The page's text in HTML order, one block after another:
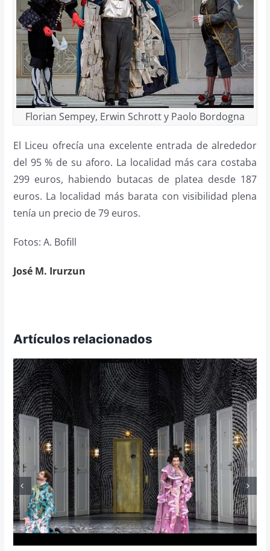
Florian Sempey, Erwin Schrott y Paolo Bordogna
El Liceu ofrecía una excelente entrada de alrededor
del 95 % de su aforo. La localidad más cara costaba
299 euros, habiendo butacas de platea desde 187
euros. La localidad más barata con visibilidad plena
tenía un precio de 79 euros.
Fotos: A. Bofill
José M. Irurzun
Artículos relacionados